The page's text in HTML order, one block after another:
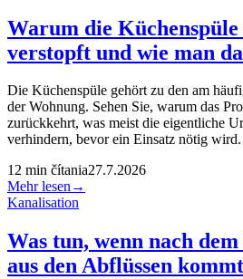
Warum die
verstopft und wie man
Die Küchenspüle gehört zu den am
der Wohnung. Sehen Sie, warum das
zurückkehrt, was meist die eigentliche
verhindern, bevor ein Einsatz nötig wird.
12 min čítania27.7.2026
Mehr lesen→
Kanalisation
Was tun, wenn nach
aus den Abflüssen kommt